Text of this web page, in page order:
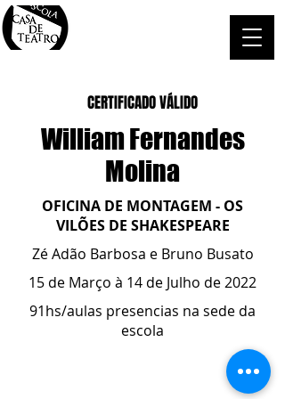
CERTIFICADO VÁLIDO
William Fernandes
Molina
OFICINA DE MONTAGEM - OS
VILÕES DE SHAKESPEARE
Zé Adão Barbosa e Bruno Busato
15 de Março à 14 de Julho de 2022
91hs/aulas presencias na sede da
escola
ESCOLA CASA DE TEATRO